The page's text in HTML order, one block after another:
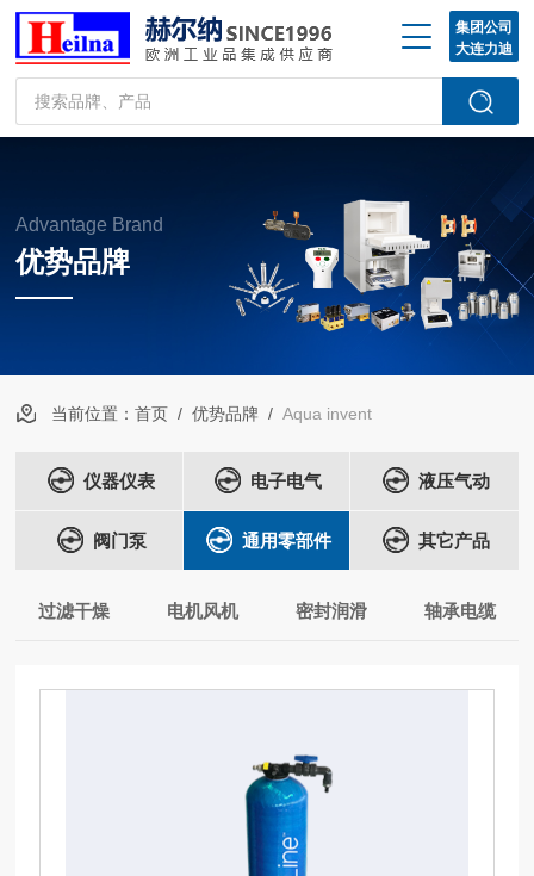
集团公司
大连力迪
Advantage Brand
优势品牌
当前位置：首页 /优势品牌 /Aqua invent
仪器仪表 电子电气 液压气动
阀门泵 通用零部件 其它产品
过滤干燥 电机风机 密封润滑 轴承电缆